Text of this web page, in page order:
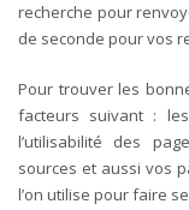
recherche pour
de seconde pour vos
Pour trouver les
facteurs suivant :
l’utilisabilité des
sources et aussi vos
l’on utilise pour faire